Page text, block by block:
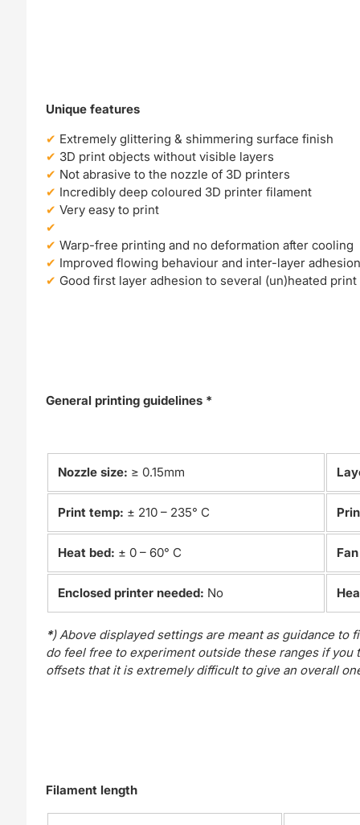
Unique features
Extremely glittering & shimmering surface finish
3D print objects without visible layers
Not abrasive to the nozzle of 3D printers
Incredibly deep coloured 3D printer filament
Very easy to print
Warp-free printing and no deformation after cooling
Improved flowing behaviour and inter-layer
Good first layer adhesion to several (un)heated
General printing guidelines *
Nozzle size: ≥ 0.15mm
Print temp: ± 210 – 235° C
Heat bed: ± 0 – 60° C
Enclosed printer needed: No
*) Above displayed settings are meant as guidance
do feel free to experiment outside these ranges if
offsets that it is extremely difficult to give an overall
Filament length